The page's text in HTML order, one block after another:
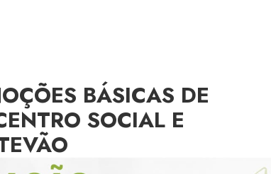
BÁSICAS DE
SOCIAL E